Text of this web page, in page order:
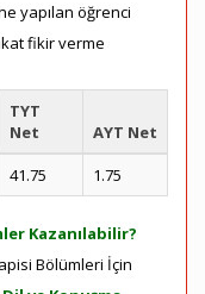
yapılan öğrenci
fikir verme
TYT
Net
AYT Net
41.75 1.75
Kazanılabilir?
Bölümleri İçin